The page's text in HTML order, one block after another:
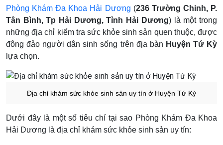
Phòng Khám Đa Khoa Hải Dương (236 Trường Chinh, P.
Tân Bình, Tp Hải Dương, Tỉnh Hải Dương) là một trong
những địa chỉ kiểm tra sức khỏe sinh sản quen thuộc, được
đông đảo người dân sinh sống trên địa bàn Huyện Tứ Kỳ
lựa chọn.
Địa chỉ khám sức khỏe sinh sản uy tín ở Huyện Tứ Kỳ
Dưới đây là một số tiêu chí tại sao Phòng Khám Đa Khoa
Hải Dương là địa chỉ khám sức khỏe sinh sản uy tín: